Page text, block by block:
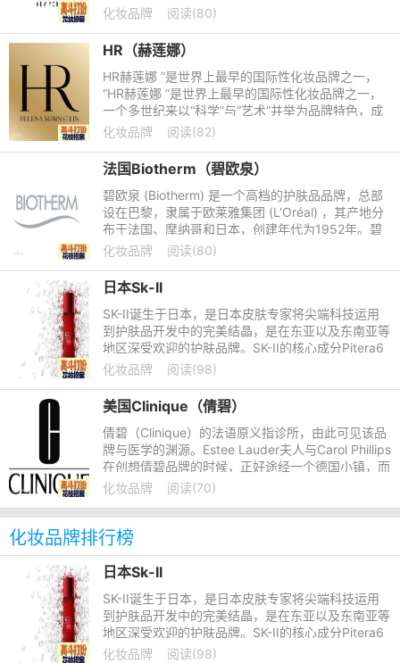
香之巢，并为其打出标语“美是自然和科学的结晶”。
化妆品牌 阅读(80)
HR（赫莲娜）
HR赫莲娜 ”是世界上最早的国际性化妆品牌之一，
“HR赫莲娜 ”是世界上最早的国际性化妆品牌之一，
一个多世纪来以“科学”与“艺术”并举为品牌特色，成
为现代美容产业的发展榜样。品牌创始人赫莲娜 ·鲁
化妆品牌 阅读(82)
法国Biotherm（碧欧泉）
碧欧泉 (Biotherm) 是一个高档的护肤品品牌，总部
设在巴黎，隶属于欧莱雅集团 (L'Oréal) ，其产地分
布于法国、摩纳哥和日本，创建年代为1952年。碧
欧泉 (Biotherm) 的产品均含有独特的矿泉活细胞因
化妆品牌 阅读(80)
日本Sk-II
SK-II诞生于日本，是日本皮肤专家将尖端科技运用
到护肤品开发中的完美结晶，是在东亚以及东南亚等
地区深受欢迎的护肤品牌。SK-II的核心成分Pitera6
4活细胞酵母精华具有七大神奇功效。SK-II的专柜服
化妆品牌 阅读(98)
美国Clinique（倩碧）
倩碧（Clinique）的法语原义指诊所，由此可见该品
牌与医学的渊源。Estee Lauder夫人与Carol Phillips
在创想倩碧品牌的时候，正好途经一个德国小镇，而
这个小镇上有一家诊所，而白底绿字的Clinique的招
化妆品牌 阅读(70)
化妆品牌排行榜
日本Sk-II
SK-II诞生于日本，是日本皮肤专家将尖端科技运用
到护肤品开发中的完美结晶，是在东亚以及东南亚等
地区深受欢迎的护肤品牌。SK-II的核心成分Pitera6
4活细胞酵母精华具有七大神奇功效。SK-II的专柜服
化妆品牌 阅读(98)